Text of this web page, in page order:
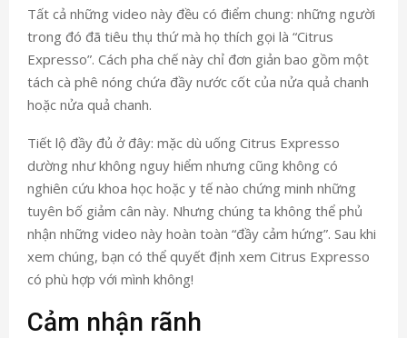
Tất cả những video này đều có điểm chung: những người
trong đó đã tiêu thụ thứ mà họ thích gọi là “Citrus
Expresso”. Cách pha chế này chỉ đơn giản bao gồm một
tách cà phê nóng chứa đầy nước cốt của nửa quả chanh
hoặc nửa quả chanh.
Tiết lộ đầy đủ ở đây: mặc dù uống Citrus Expresso
dường như không nguy hiểm nhưng cũng không có
nghiên cứu khoa học hoặc y tế nào chứng minh những
tuyên bố giảm cân này. Nhưng chúng ta không thể phủ
nhận những video này hoàn toàn “đầy cảm hứng”. Sau khi
xem chúng, bạn có thể quyết định xem Citrus Expresso
có phù hợp với mình không!
Cảm nhận rãnh